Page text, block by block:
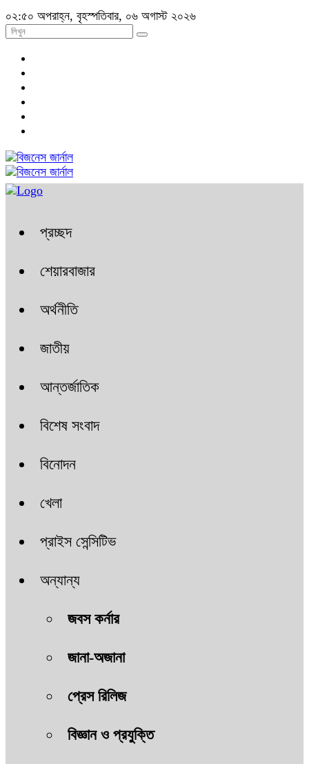
০২:৫০ অপরাহ্ন, বৃহস্পতিবার, ০৬ অগাস্ট ২০২৬
প্রচ্ছদ
শেয়ারবাজার
অর্থনীতি
জাতীয়
আন্তর্জাতিক
বিশেষ সংবাদ
বিনোদন
খেলা
প্রাইস সেন্সিটিভ
অন্যান্য
জবস কর্নার
জানা-অজানা
প্রেস রিলিজ
বিজ্ঞান ও প্রযুক্তি